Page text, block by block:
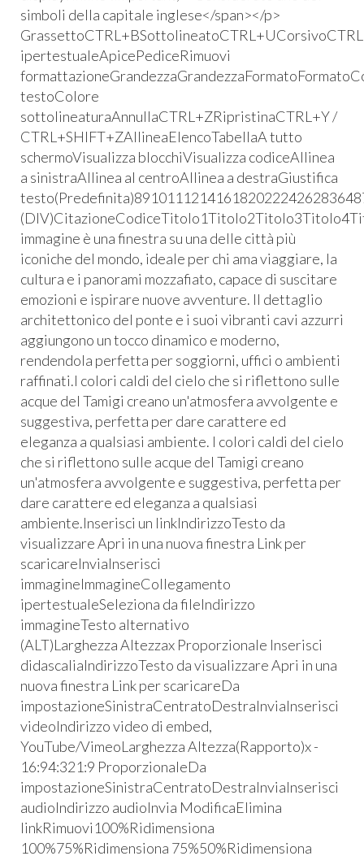
simboli della capitale inglese</span>​</p>
ipertestualeApicePediceRimuovi
testoColore
sottolineaturaAnnullaCTRL+ZRipristinaCTRL+Y /
CTRL+SHIFT+ZAllineaElencoTabellaA tutto
schermoVisualizza blocchiVisualizza codiceAllinea
a sinistraAllinea al centroAllinea a destraGiustifica
immagine è una finestra su una delle città più
iconiche del mondo, ideale per chi ama viaggiare, la
cultura e i panorami mozzafiato, capace di suscitare
emozioni e ispirare nuove avventure. Il dettaglio
architettonico del ponte e i suoi vibranti cavi azzurri
aggiungono un tocco dinamico e moderno,
rendendola perfetta per soggiorni, uffici o ambienti
raffinati.I colori caldi del cielo che si riflettono sulle
acque del Tamigi creano un'atmosfera avvolgente e
suggestiva, perfetta per dare carattere ed
eleganza a qualsiasi ambiente. I colori caldi del cielo
che si riflettono sulle acque del Tamigi creano
un'atmosfera avvolgente e suggestiva, perfetta per
dare carattere ed eleganza a qualsiasi
ambiente.Inserisci un linkIndirizzoTesto da
visualizzare Apri in una nuova finestra Link per
scaricareInviaInserisci
immagineImmagineCollegamento
ipertestualeSeleziona da fileIndirizzo
immagineTesto alternativo
(ALT)Larghezza Altezzax Proporzionale Inserisci
didascaliaIndirizzoTesto da visualizzare Apri in una
nuova finestra Link per scaricareDa
impostazioneSinistraCentratoDestraInviaInserisci
videoIndirizzo video di embed,
YouTube/VimeoLarghezza Altezza(Rapporto)x -
16:94:321:9 ProporzionaleDa
impostazioneSinistraCentratoDestraInviaInserisci
audioIndirizzo audioInvia ModificaElimina
linkRimuovi100%Ridimensiona
100%75%Ridimensiona 75%50%Ridimensiona